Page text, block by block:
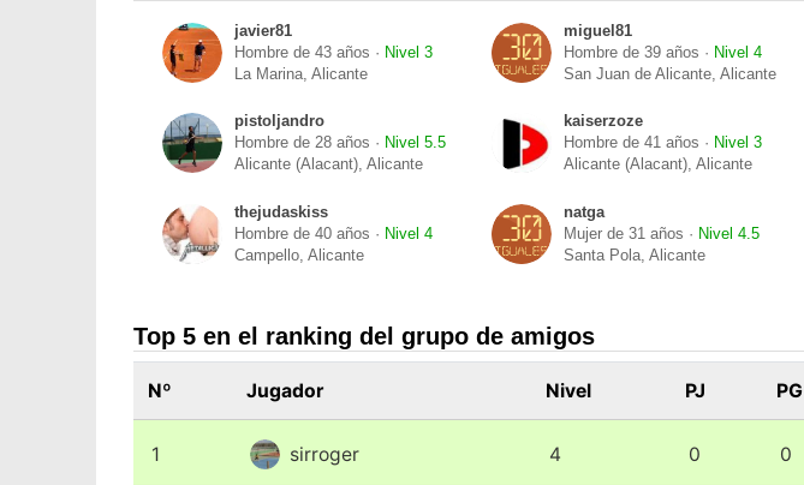
javier81
Hombre de 43 años · Nivel 3
La Marina, Alicante
miguel81
Hombre de 39 años · Nivel 4
San Juan de Alicante, Alicante
pistoljandro
Hombre de 28 años · Nivel 5.5
Alicante (Alacant), Alicante
kaiserzoze
Hombre de 41 años · Nivel 3
Alicante (Alacant), Alicante
thejudaskiss
Hombre de 40 años · Nivel 4
Campello, Alicante
natga
Mujer de 31 años · Nivel 4.5
Santa Pola, Alicante
Top 5 en el ranking del grupo de amigos
Nº Jugador Nivel PJ PG
1 sirroger 4 0 0